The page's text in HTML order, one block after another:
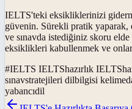
IELTS'teki eksikliklerinizi
güvenin. Sürekli pratik
ve sınavda istediğiniz skoru
eksiklikleri kabullenmek ve
#IELTS IELTShazırlık
sınavstratejileri dilbilgisi
yabancıdil